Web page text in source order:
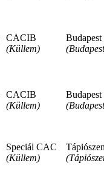
CACIB
(Küllem)
Budapest
CACIB
(Küllem)
Budapest
Speciál CAC
(Küllem)